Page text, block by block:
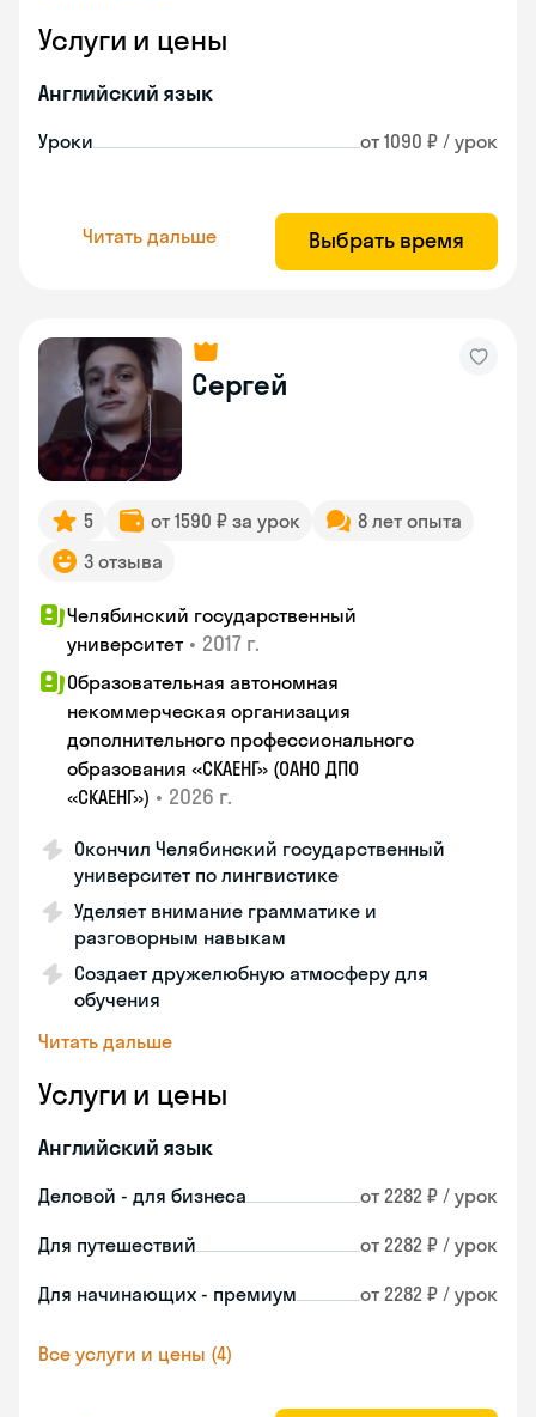
Услуги и цены
Английский язык
Уроки от 1090 ₽ / урок
Читать дальше Выбрать время
Сергей
5 от 1590 ₽ за урок
8 лет опыта
3 отзыва
Челябинский государственный
университет • 2017 г.
Образовательная автономная
некоммерческая организация
дополнительного профессионального
образования «СКАЕНГ» (ОАНО ДПО
«СКАЕНГ») • 2026 г.
Окончил Челябинский государственный
университет по лингвистике
Уделяет внимание грамматике и
разговорным навыкам
Создает дружелюбную атмосферу для
обучения
Читать дальше
Услуги и цены
Английский язык
Деловой - для бизнеса от 2282 ₽ / урок
Для путешествий от 2282 ₽ / урок
Для начинающих - премиум от 2282 ₽ / урок
Все услуги и цены (4)